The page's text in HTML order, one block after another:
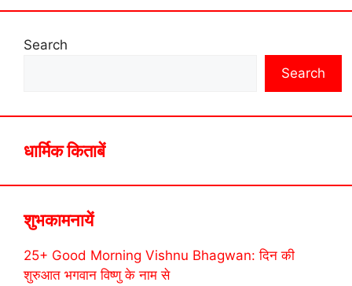
Search
Search
धार्मिक किताबें
शुभकामनायें
25+ Good Morning Vishnu Bhagwan: दिन की
शुरुआत भगवान विष्णु के नाम से